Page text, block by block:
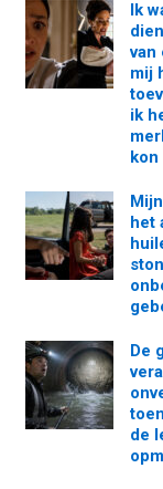
Ik
van
mij
ik
kon
het
De
de